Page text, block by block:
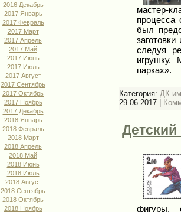
2016 Декабрь
2017 Январь
2017 Февраль
2017 Март
2017 Апрель
2017 Май
2017 Июнь
2017 Июль
2017 Август
2017 Сентябрь
2017 Октябрь
2017 Ноябрь
2017 Декабрь
2018 Январь
2018 Февраль
2018 Март
2018 Апрель
2018 Май
2018 Июнь
2018 Июль
2018 Август
2018 Сентябрь
2018 Октябрь
2018 Ноябрь
мастер-
процесса
был
следуя
игрушку.
парках».
Категория: ДК
29.06.2017 |
фигуры,